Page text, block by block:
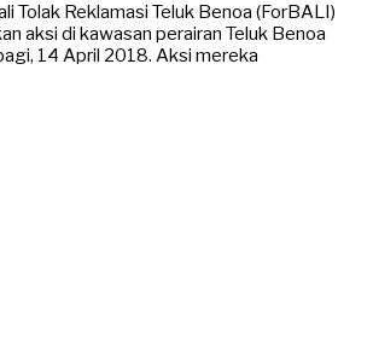
Tolak Reklamasi Teluk Benoa (ForBALI)
aksi di kawasan perairan Teluk Benoa
14 April 2018. Aksi mereka